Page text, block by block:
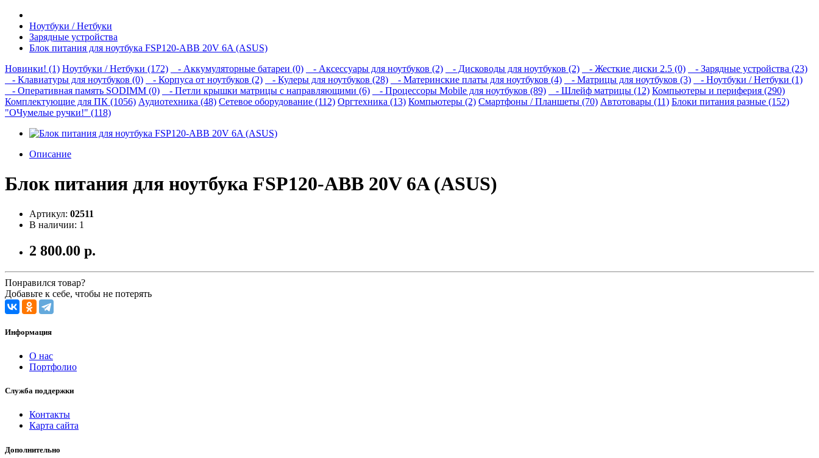
Ноутбуки / Нетбуки
Зарядные устройства
Блок питания для ноутбука FSP120-ABB 20V 6A (ASUS)
Новинки! (1) Ноутбуки / Нетбуки (172) - Аккумуляторные батареи (0) - Аксессуары для ноутбуков (2) - Дисководы для ноутбуков (2) - Жесткие диски 2.5 (0)
- Зарядные устройства (23)
- Клавиатуры для ноутбуков (0)
- Корпуса от ноутбуков (2) - Кулеры для ноутбуков (28) - Материнские платы для ноутбуков (4) - Матрицы для ноутбуков (3)
- Ноутбуки / Нетбуки (1)
- Оперативная память SODIMM (0)
- Петли крышки матрицы с направляющими (6) - Процессоры Mobile для ноутбуков (89) - Шлейф матрицы (12) Компьютеры и периферия (290)
Комплектующие для ПК (1056) Аудиотехника (48) Сетевое оборудование (112) Оргтехника (13) Компьютеры (2) Смартфоны / Планшеты (70) Автотовары (11) Блоки питания разные (152)
"ОЧумелые ручки!" (118)
Описание
Блок питания для ноутбука FSP120-ABB 20V 6A (ASUS)
Артикул: 02511
В наличии: 1
2 800.00 р.
Понравился товар?
Добавьте к себе, чтобы не потерять
Информация
О нас
Портфолио
Служба поддержки
Контакты
Карта сайта
Дополнительно